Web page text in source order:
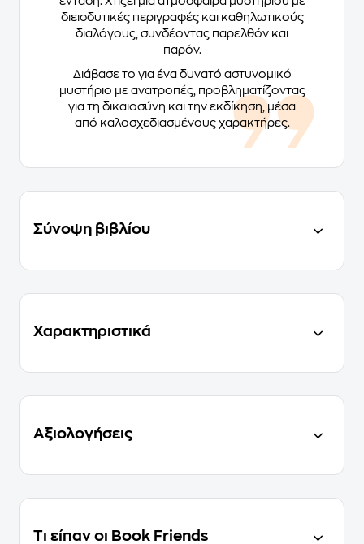
διεισδυτικές περιγραφές και καθηλωτικούς
διαλόγους, συνδέοντας παρελθόν και
παρόν.
Διάβασε το για ένα δυνατό αστυνομικό
μυστήριο με ανατροπές, προβληματίζοντας
για τη δικαιοσύνη και την εκδίκηση, μέσα
από καλοσχεδιασμένους χαρακτήρες.
Σύνοψη βιβλίου
Χαρακτηριστικά
Αξιολογήσεις
Τι είπαν οι Book Friends